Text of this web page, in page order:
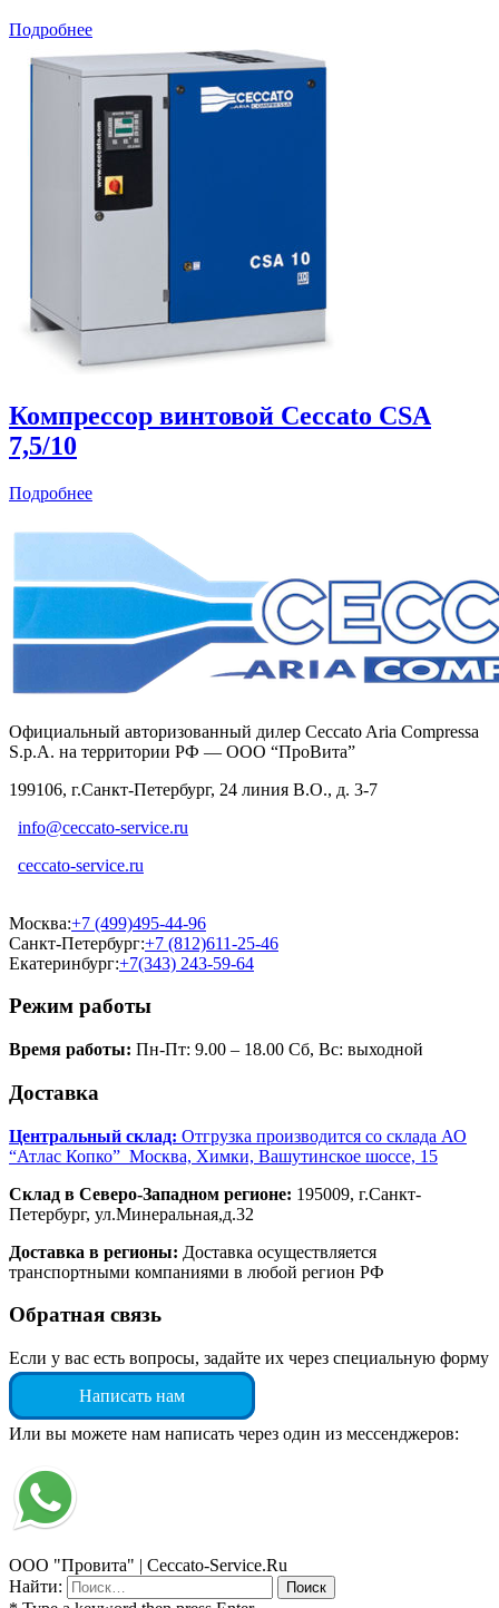
Подробнее
Компрессор винтовой Ceccato CSА
7,5/10
Подробнее
Официальный авторизованный дилер Ceccato Aria Compressa
S.p.A. на территории РФ — ООО “ПроВита”
199106, г.Санкт-Петербург, 24 линия В.О., д. 3-7
info@ceccato-service.ru
ceccato-service.ru
Москва:+7 (499)495-44-96
Санкт-Петербург:+7 (812)611-25-46
Екатеринбург:+7(343) 243-59-64
Режим работы
Время работы: Пн-Пт: 9.00 – 18.00 Сб, Вс: выходной
Доставка
Центральный склад: Отгрузка производится со склада АО
“Атлас Копко” Москва, Химки, Вашутинское шоссе, 15
Склад в Северо-Западном регионе: 195009, г.Санкт-
Петербург, ул.Минеральная,д.32
Доставка в регионы: Доставка осуществляется
транспортными компаниями в любой регион РФ
Обратная связь
Если у вас есть вопросы, задайте их через специальную форму
Написать нам
Или вы можете нам написать через один из мессенджеров:
ООО "Провита" | Ceccato-Service.Ru
Найти: